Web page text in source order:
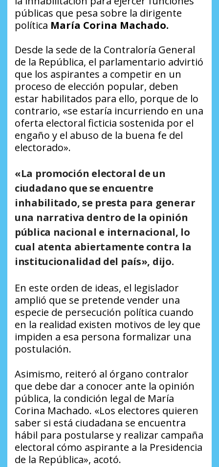
públicas que pesa sobre la dirigente
política María Corina Machado.
Desde la sede de la Contraloría General
de la República, el parlamentario advirtió
que los aspirantes a competir en un
proceso de elección popular, deben
estar habilitados para ello, porque de lo
contrario, «se estaría incurriendo en una
oferta electoral ficticia sostenida por el
engaño y el abuso de la buena fe del
electorado».
«La promoción electoral de un
ciudadano que se encuentre
inhabilitado, se presta para generar
una narrativa dentro de la opinión
pública nacional e internacional, lo
cual atenta abiertamente contra la
institucionalidad del país», dijo.
En este orden de ideas, el legislador
amplió que se pretende vender una
especie de persecución política cuando
en la realidad existen motivos de ley que
impiden a esa persona formalizar una
postulación.
Asimismo, reiteró al órgano contralor
que debe dar a conocer ante la opinión
pública, la condición legal de María
Corina Machado. «Los electores quieren
saber si está ciudadana se encuentra
hábil para postularse y realizar campaña
electoral cómo aspirante a la Presidencia
de la República», acotó.